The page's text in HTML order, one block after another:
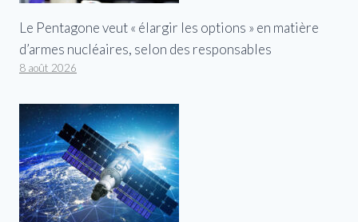
Le Pentagone veut « élargir les options » en matière
d’armes nucléaires, selon des responsables
8 août 2026